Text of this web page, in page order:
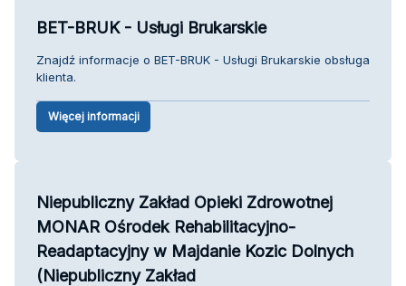
BET-BRUK - Usługi Brukarskie
Znajdź informacje o BET-BRUK - Usługi Brukarskie obsługa
klienta.
Więcej informacji
Niepubliczny Zakład Opieki Zdrowotnej
MONAR Ośrodek Rehabilitacyjno-
Readaptacyjny w Majdanie Kozic Dolnych
(Niepubliczny Zakład